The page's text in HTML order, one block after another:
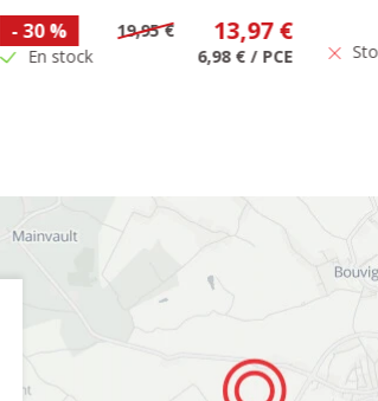
-30 % 19,95 € 13,97 €
En stock 6,98 € / PCE